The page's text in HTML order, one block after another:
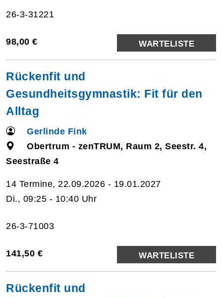
26-3-31221
98,00 € WARTELISTE
Rückenfit und
Gesundheitsgymnastik: Fit für den
Alltag
Gerlinde Fink
Obertrum - zenTRUM, Raum 2, Seestr. 4,
Seestraße 4
14 Termine, 22.09.2026 - 19.01.2027
Di., 09:25 - 10:40 Uhr
26-3-71003
141,50 € WARTELISTE
Rückenfit und